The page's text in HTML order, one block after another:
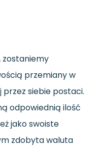
zostaniemy
przemiany w
siebie postaci.
odpowiednią ilość
jako swoiste
zdobyta waluta